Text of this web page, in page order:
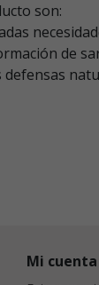
son:
de
Mi cuenta